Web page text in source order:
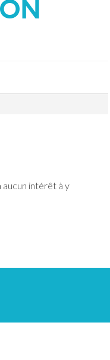
aucun intérêt à y